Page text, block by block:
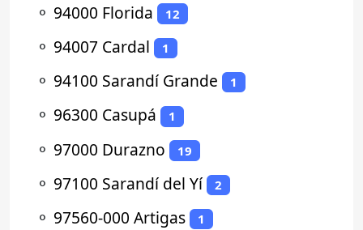
⚬ 94000 Florida 12
⚬ 94007 Cardal 1
⚬ 94100 Sarandí Grande 1
⚬ 96300 Casupá 1
⚬ 97000 Durazno 19
⚬ 97100 Sarandí del Yí 2
⚬ 97560-000 Artigas 1